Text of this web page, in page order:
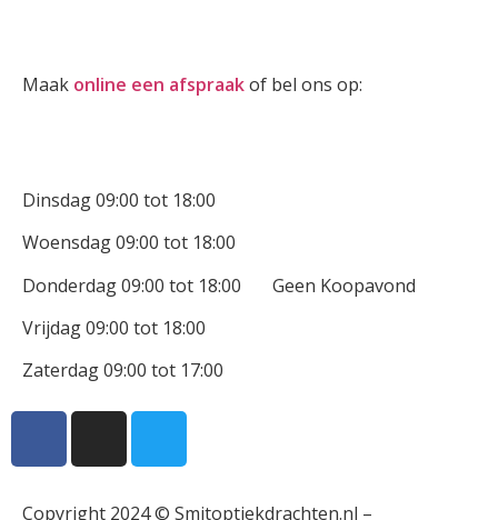
Maak online een afspraakof bel ons op:
Dinsdag 09:00 tot 18:00
Woensdag 09:00 tot 18:00
Donderdag 09:00 tot 18:00 Geen Koopavond
Vrijdag 09:00 tot 18:00
Zaterdag 09:00 tot 17:00
Copyright 2024 © Smitoptiekdrachten.nl –